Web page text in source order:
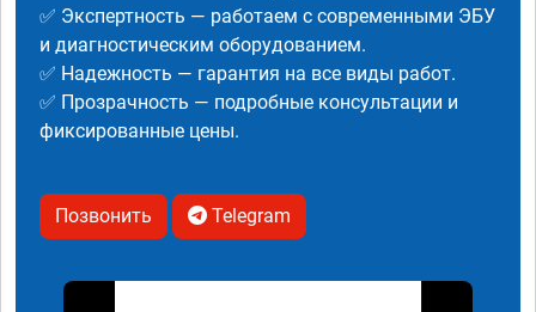
✅ Экспертность — работаем с современными ЭБУ
и диагностическим оборудованием.
✅ Надежность — гарантия на все виды работ.
✅ Прозрачность — подробные консультации и
фиксированные цены.
Позвонить Telegram